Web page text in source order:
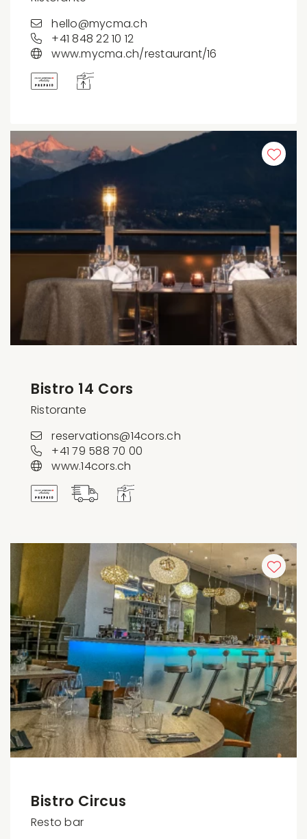
hello@mycma.ch
+41 848 22 10 12
www.mycma.ch/restaurant/16
Bistro 14 Cors
Ristorante
reservations@14cors.ch
+41 79 588 70 00
www.14cors.ch
Bistro Circus
Resto bar